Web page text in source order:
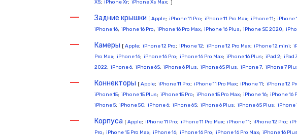
XS; iPhone Xr; iPhone Xs Max; ]
Задние крышки [Apple; iPhone 11 Pro; iPhone 11 Pro Max; iPhone 11; iPhone
iPhone 16; iPhone 16 Pro; iPhone 16 Pro Max; iPhone 16 Plus; iPhone SE 2020;
Камеры [Apple; iPhone 12 Pro; iPhone 12; iPhone 12 Pro Max; iPhone 12 mini;
Pro Max; iPhone 16; iPhone 16 Pro; iPhone 16 Pro Max; iPhone 16 Plus; iPad 2; iPad
2022; iPhone 6; iPhone 6S; iPhone 6 Plus; iPhone 6S Plus; iPhone 7; iPhone 7
Коннекторы [Apple; iPhone 11 Pro; iPhone 11 Pro Max; iPhone 11; iPhone 12
iPhone 15; iPhone 15 Plus; iPhone 15 Pro; iPhone 15 Pro Max; iPhone 16; iPhone 16
iPhone 5; iPhone 5C; iPhone 6; iPhone 6S; iPhone 6 Plus; iPhone 6S Plus; iPhone
Корпуса [Apple; iPhone 11 Pro; iPhone 11 Pro Max; iPhone 11; iPhone 12 Pro;
Pro; iPhone 15 Pro Max; iPhone 16; iPhone 16 Pro; iPhone 16 Pro Max; iPhone 16 Plus